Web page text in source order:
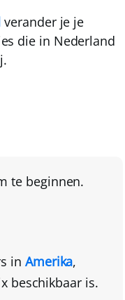
verander je je
die in Nederland
te beginnen.
in Amerika,
beschikbaar is.